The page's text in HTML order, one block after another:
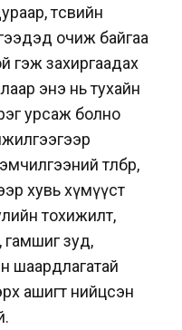
төсвийн
очиж байгаа
гэж захиргаадах
энэ нь тухайн
урсаж болно
төлбөр,
хувь хүмүүст
тохижилт,
гамшиг зуд,
шаардлагатай
ашигт нийцсэн